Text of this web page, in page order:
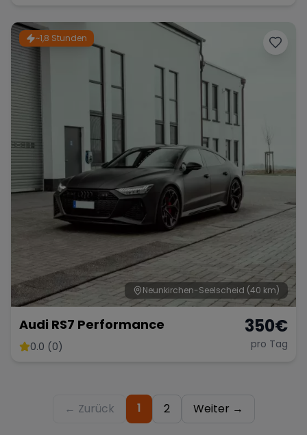
~1,8 Stunden
Neunkirchen-Seelscheid (40 km)
Audi RS7 Performance
0.0 (0)
350€
pro Tag
← Zurück 1 2 Weiter →